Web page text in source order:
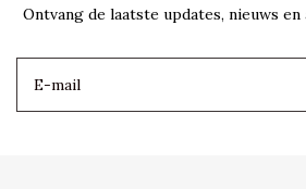
Ontvang de laatste updates, nieuws en